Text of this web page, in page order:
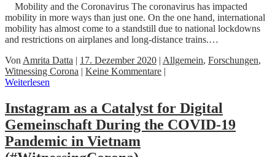
Mobility and the Coronavirus The coronavirus has impacted
mobility in more ways than just one. On the one hand, international
mobility has almost come to a standstill due to national lockdowns
and restrictions on airplanes and long-distance trains.…
Von Amrita Datta | 17. Dezember 2020 | Allgemein, Forschungen,
Witnessing Corona | Keine Kommentare |
Weiterlesen
Instagram as a Catalyst for Digital
Gemeinschaft During the COVID-19
Pandemic in Vietnam